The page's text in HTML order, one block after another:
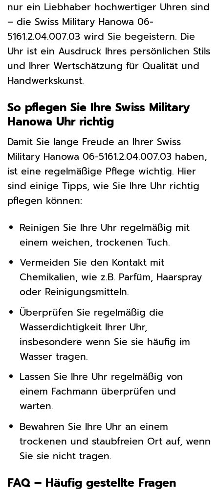
nur ein Liebhaber hochwertiger Uhren sind
– die Swiss Military Hanowa 06-
5161.2.04.007.03 wird Sie begeistern. Die
Uhr ist ein Ausdruck Ihres persönlichen Stils
und Ihrer Wertschätzung für Qualität und
Handwerkskunst.
So pflegen Sie Ihre Swiss Military
Hanowa Uhr richtig
Damit Sie lange Freude an Ihrer Swiss
Military Hanowa 06-5161.2.04.007.03 haben,
ist eine regelmäßige Pflege wichtig. Hier
sind einige Tipps, wie Sie Ihre Uhr richtig
pflegen können:
Reinigen Sie Ihre Uhr regelmäßig mit
einem weichen, trockenen Tuch.
Vermeiden Sie den Kontakt mit
Chemikalien, wie z.B. Parfüm, Haarspray
oder Reinigungsmitteln.
Überprüfen Sie regelmäßig die
Wasserdichtigkeit Ihrer Uhr,
insbesondere wenn Sie sie häufig im
Wasser tragen.
Lassen Sie Ihre Uhr regelmäßig von
einem Fachmann überprüfen und
warten.
Bewahren Sie Ihre Uhr an einem
trockenen und staubfreien Ort auf, wenn
Sie sie nicht tragen.
FAQ – Häufig gestellte Fragen